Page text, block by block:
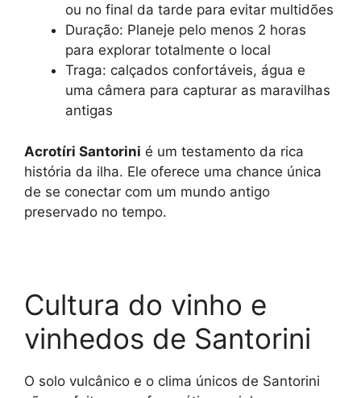
ou no final da tarde para evitar multidões
Duração: Planeje pelo menos 2 horas
para explorar totalmente o local
Traga: calçados confortáveis, água e
uma câmera para capturar as maravilhas
antigas
Acrotíri Santorini é um testamento da rica
história da ilha. Ele oferece uma chance única
de se conectar com um mundo antigo
preservado no tempo.
Cultura do vinho e
vinhedos de Santorini
O solo vulcânico e o clima únicos de Santorini